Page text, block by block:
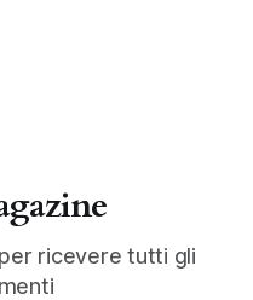
ricevere tutti gli